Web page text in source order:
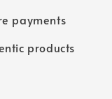
payments
products